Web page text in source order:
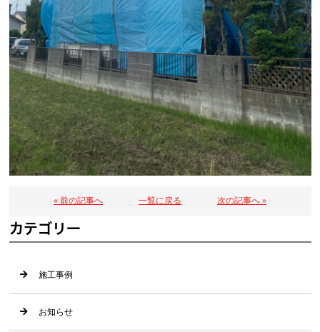
« 前の記事へ 一覧に戻る 次の記事へ »
カテゴリー
施工事例
お知らせ